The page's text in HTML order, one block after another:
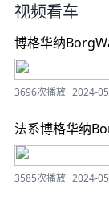
视频看车
博格华纳
3696次播放 2024-
法系博格华纳
3585次播放 2024-